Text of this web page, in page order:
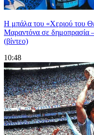
Η μπάλα του «Χεριού του
Μαραντόνα σε δημοπρασία
(βίντεο)
10:48